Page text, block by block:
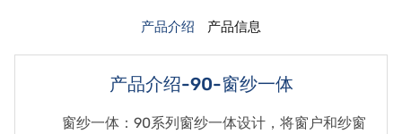
产品介绍 产品信息
产品介绍-90-窗纱一体
窗纱一体：90系列窗纱一体设计，将窗户和纱窗